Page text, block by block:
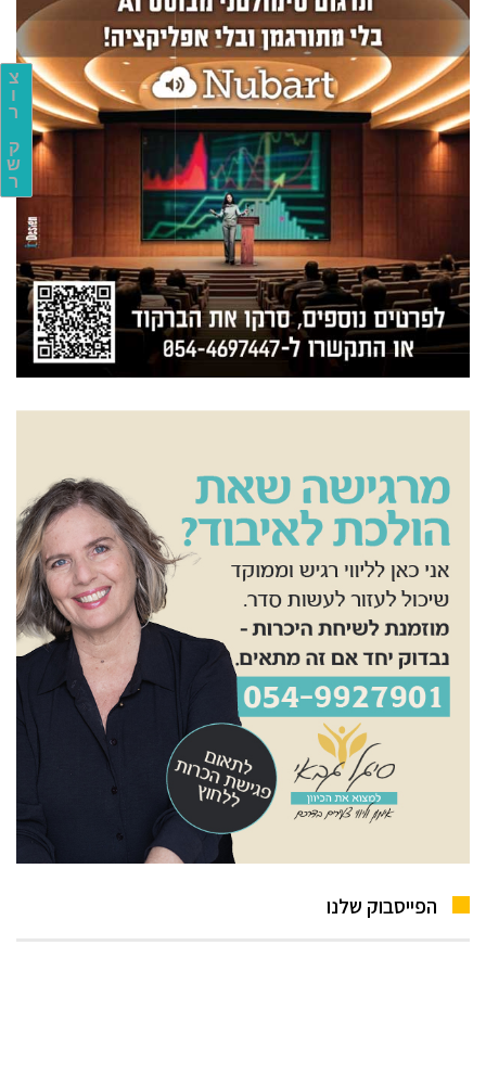
צ
ו
ר
ק
ש
ר
הפייסבוק שלנו